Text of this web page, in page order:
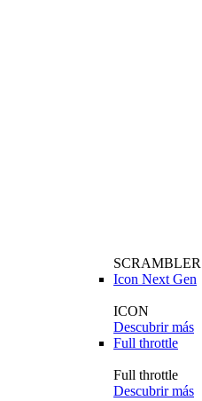
SCRAMBLER
Icon Next Gen
ICON
Descubrir más
Full throttle
Full throttle
Descubrir más